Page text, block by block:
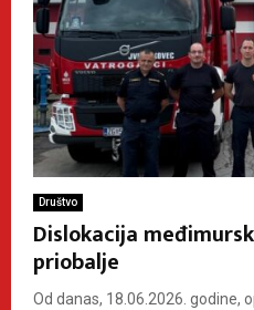
Društvo
Dislokacija
priobalje
Od danas, 18.06.2026. godine,